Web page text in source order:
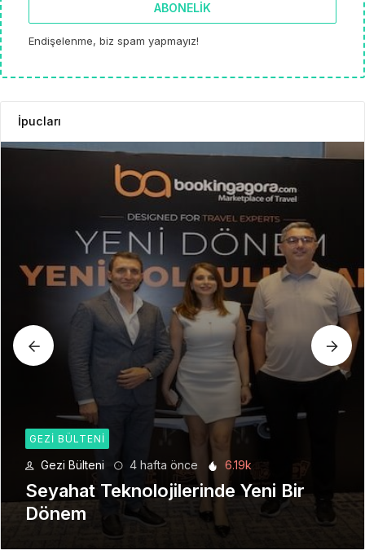
ABONELIK
Endişelenme, biz spam yapmayız!
İpucları
GEZI BÜLTENI
Gezi Bülteni 1 ay önce 8.94k
Manevi Yolculukta Yeni Dönem